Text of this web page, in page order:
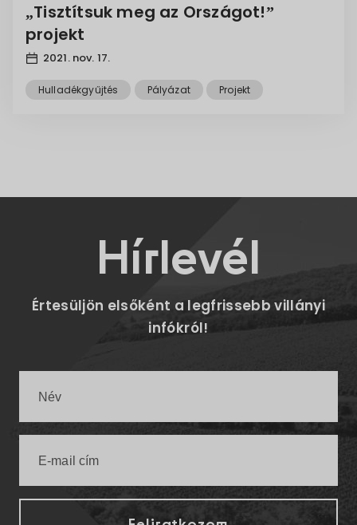
„Tisztítsuk meg az Országot!”
projekt
2021. nov. 17.
Hulladékgyűjtés Pályázat Projekt
Hírlevél
Értesüljön elsőként a legfrissebb villányi
infókról!